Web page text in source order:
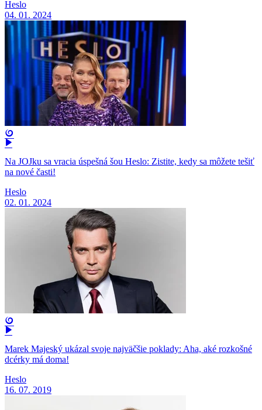
Heslo
04. 01. 2024
Na JOJku sa vracia úspešná šou Heslo: Zistite, kedy sa môžete tešiť
na nové časti!
Heslo
02. 01. 2024
Marek Majeský ukázal svoje najväčšie poklady: Aha, aké rozkošné
dcérky má doma!
Heslo
16. 07. 2019